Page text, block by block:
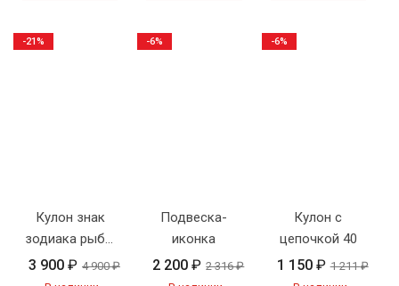
Кулон знак
зодиака рыбы
с цепочкой
3 900 ₽ 4 900₽
-21%
Подвеска-
иконка
2 200₽ 2 316₽
-6%
Кулон с
цепочкой 40
1 150 ₽ 1 211₽
-6%